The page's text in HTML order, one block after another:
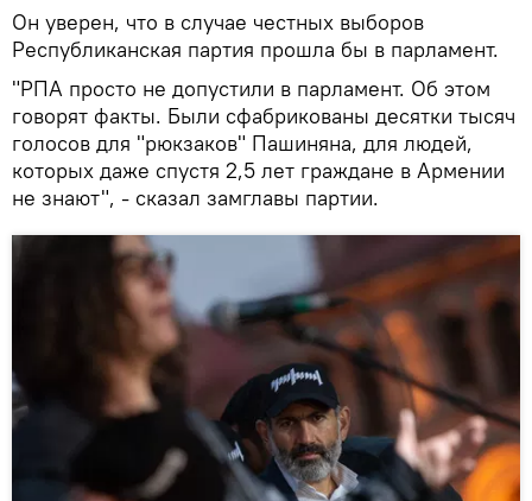
Он уверен, что в случае честных выборов
Республиканская партия прошла бы в парламент.
"РПА просто не допустили в парламент. Об этом
говорят факты. Были сфабрикованы десятки тысяч
голосов для "рюкзаков" Пашиняна, для людей,
которых даже спустя 2,5 лет граждане в Армении
не знают", - сказал замглавы партии.